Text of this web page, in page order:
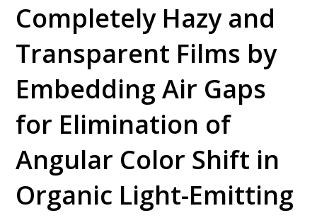
Completely Hazy and
Transparent Films by
Embedding Air Gaps
for Elimination of
Angular Color Shift in
Organic Light-Emitting